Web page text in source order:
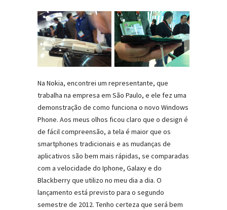
Na Nokia, encontrei um representante, que
trabalha na empresa em São Paulo, e ele fez uma
demonstração de como funciona o novo Windows
Phone. Aos meus olhos ficou claro que o design é
de fácil compreensão, a tela é maior que os
smartphones tradicionais e as mudanças de
aplicativos são bem mais rápidas, se comparadas
com a velocidade do Iphone, Galaxy e do
Blackberry que utilizo no meu dia a dia. O
lançamento está previsto para o segundo
semestre de 2012. Tenho certeza que será bem